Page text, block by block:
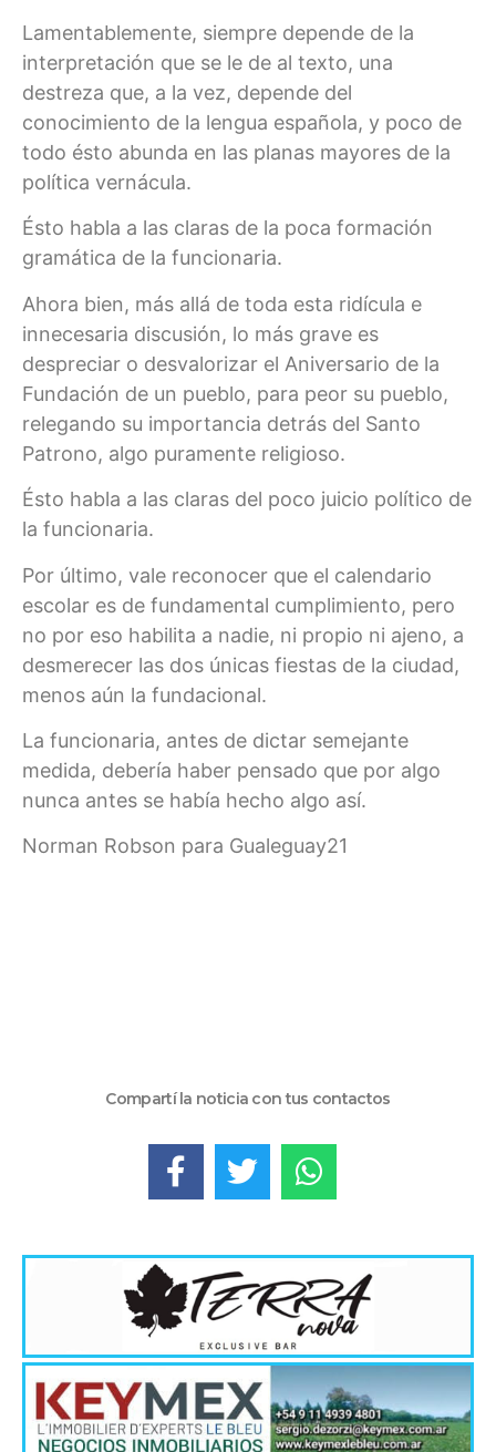
Lamentablemente, siempre depende de la
interpretación que se le de al texto, una
destreza que, a la vez, depende del
conocimiento de la lengua española, y poco de
todo ésto abunda en las planas mayores de la
política vernácula.
Ésto habla a las claras de la poca formación
gramática de la funcionaria.
Ahora bien, más allá de toda esta ridícula e
innecesaria discusión, lo más grave es
despreciar o desvalorizar el Aniversario de la
Fundación de un pueblo, para peor su pueblo,
relegando su importancia detrás del Santo
Patrono, algo puramente religioso.
Ésto habla a las claras del poco juicio político de
la funcionaria.
Por último, vale reconocer que el calendario
escolar es de fundamental cumplimiento, pero
no por eso habilita a nadie, ni propio ni ajeno, a
desmerecer las dos únicas fiestas de la ciudad,
menos aún la fundacional.
La funcionaria, antes de dictar semejante
medida, debería haber pensado que por algo
nunca antes se había hecho algo así.
Norman Robson para Gualeguay21
Compartí la noticia con tus contactos